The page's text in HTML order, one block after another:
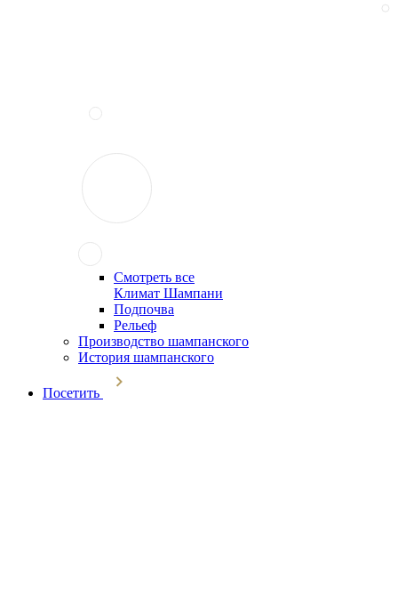
Смотреть все
Климат Шампани
Подпочва
Рельеф
Производство шампанского
История шампанского
Посетить